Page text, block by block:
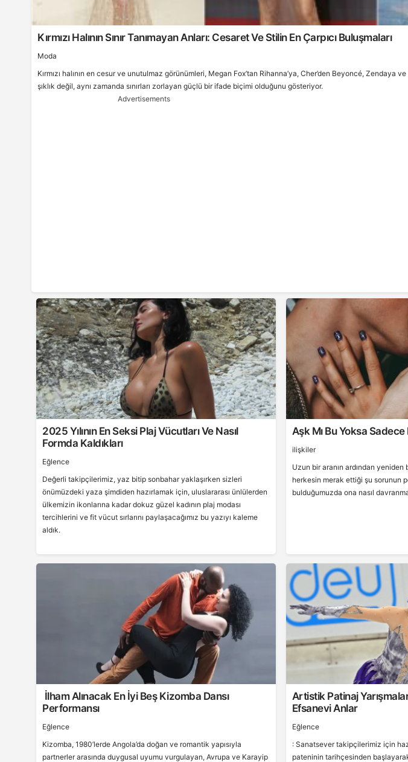
Kırmızı Halının Sınır Tanımayan Anları: Cesaret Ve Stilin En Çarpıcı Buluşmaları
Moda
Kırmızı halının en cesur ve unutulmaz görünümleri, Megan Fox’tan Rihanna’ya, Cher’den Beyoncé, Zendaya
şıklık değil, aynı zamanda sınırları zorlayan güçlü bir ifade biçimi olduğunu gösteriyor.
Advertisements
2025 Yılının En Seksi Plaj Vücutları Ve Nasıl
Formda Kaldıkları
Eğlence
Değerli takipçilerimiz, yaz bitip sonbahar yaklaşırken sizleri
önümüzdeki yaza şimdiden hazırlamak için, uluslararası ünlülerden
ülkemizin ikonlarına kadar dokuz güzel kadının plaj modası
tercihlerini ve fit vücut sırlarını paylaşacağımız bu yazıyı kaleme
aldık.
Aşk Mı Bu Yoksa
ilişkiler
Uzun bir aranın ardından yeniden
herkesin merak ettiği şu sorunun
bulduğumuzda ona nasıl
İlham Alınacak En İyi Beş Kizomba Dansı
Performansı
Eğlence
Kizomba, 1980’lerde Angola’da doğan ve romantik yapısıyla
partnerler arasında duygusal uyumu vurgulayan, Avrupa ve Karayip
Artistik Patinaj
Efsanevi Anlar
Eğlence
: Sanatsever takipçilerimiz için
pateninin tarihçesinden